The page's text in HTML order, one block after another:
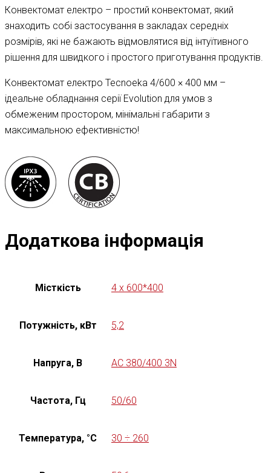
Конвектомат електро – простий конвектомат, який
знаходить собі застосування в закладах середніх
розмірів, які не бажають відмовлятися від інтуїтивного
рішення для швидкого і простого приготування продуктів.
Конвектомат електро Tecnoeka 4/600 × 400 мм –
ідеальне обладнання серії Evolution для умов з
обмеженим простором, мінімальні габарити з
максимальною ефективністю!
Додаткова інформація
Місткість 4 x 600*400
Потужність, кВт 5,2
Напруга, В AC 380/400 3N
Частота, Гц 50/60
Температура, °C 30 ÷ 260